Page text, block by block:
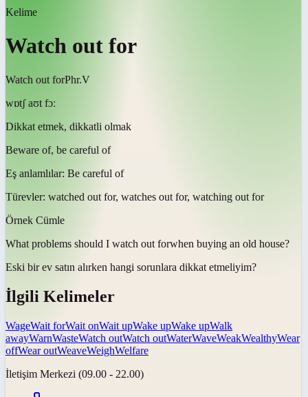
Kelime
Watch out for
Watch out forPhr.V
wɒtʃ aʊt fɔː
Dikkat etmek, dikkatli olmak
Beware of, be careful of
Eş anlamlılar: Be careful of
Türevler: watched out for, watches out for, watching out for
Örnek Cümle
What problems should I watch out forwhen buying an old house?
Eski bir ev satın alırken hangi sorunlara dikkat etmeliyim?
İlgili Kelimeler
WageWait forWait onWait upWake upWake upWalk
awayWarnWasteWatch outWatch outWaterWaveWeakWealthyWear
offWear outWeaveWeighWelfare
İletişim Merkezi (09.00 - 22.00)